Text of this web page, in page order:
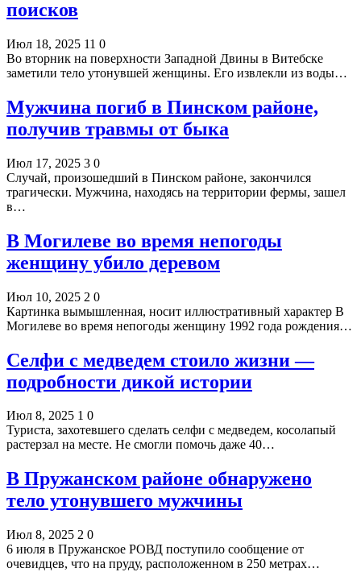
поисков
Июл 18, 2025 11 0
Во вторник на поверхности Западной Двины в Витебске
заметили тело утонувшей женщины. Его извлекли из воды…
Мужчина погиб в Пинском районе,
получив травмы от быка
Июл 17, 2025 3 0
Случай, произошедший в Пинском районе, закончился
трагически. Мужчина, находясь на территории фермы, зашел
в…
В Могилеве во время непогоды
женщину убило деревом
Июл 10, 2025 2 0
Картинка вымышленная, носит иллюстративный характер В
Могилеве во время непогоды женщину 1992 года рождения…
Селфи с медведем стоило жизни —
подробности дикой истории
Июл 8, 2025 1 0
Туриста, захотевшего сделать селфи с медведем, косолапый
растерзал на месте. Не смогли помочь даже 40…
В Пружанском районе обнаружено
тело утонувшего мужчины
Июл 8, 2025 2 0
6 июля в Пружанское РОВД поступило сообщение от
очевидцев, что на пруду, расположенном в 250 метрах…